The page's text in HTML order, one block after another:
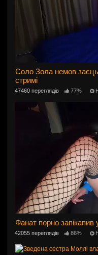
Соло Зола немов
стримі
47460 переглядів 77%
Фанат порно запікапив
42055 переглядів 86%